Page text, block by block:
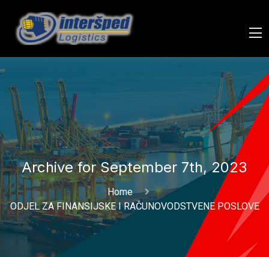
Archive for September 7th, 2023
Home
ODJEL ZA FINANSIJSKE I RAČUNOVODSTVENE POSLOVE